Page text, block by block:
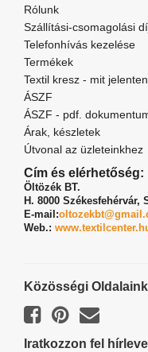
Rólunk
Szállítási-csomagolási
Telefonhívás kezelése
Termékek
Textil kresz - mit
ÁSZF
ÁSZF - pdf.
Árak, készletek
Útvonal az üzleteinkhez
Cím és elérhetőség:
Öltözék BT.
H. 8000 Székesfehérvár,
E-mail:
Web.:
Közösségi Oldalaink
Iratkozzon fel